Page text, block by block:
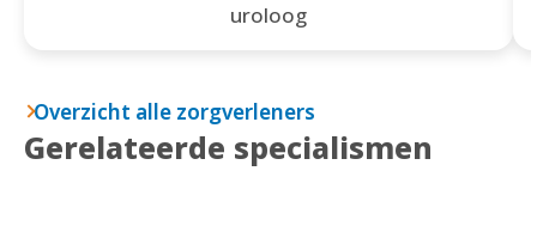
uroloog
Overzicht alle zorgverleners
Gerelateerde specialismen